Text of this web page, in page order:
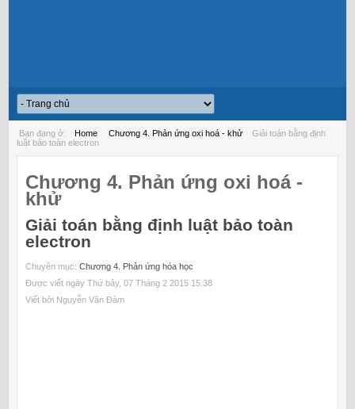
Bạn đang ở: Home Chương 4. Phản ứng oxi hoá - khử
Giải toán bằng định
luật bảo toàn electron
Chương 4. Phản ứng oxi hoá -
khử
Giải toán bằng định luật bảo toàn
electron
Chuyên mục: Chương 4. Phản ứng hóa học
Được viết ngày Thứ bảy, 07 Tháng 2 2015 15:38
Viết bởi Nguyễn Văn Đàm